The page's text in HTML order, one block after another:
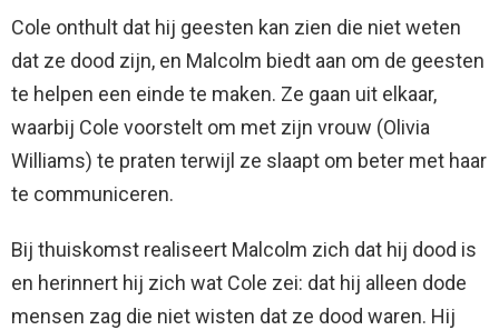
Cole onthult dat hij geesten kan zien die niet weten
dat ze dood zijn, en Malcolm biedt aan om de geesten
te helpen een einde te maken. Ze gaan uit elkaar,
waarbij Cole voorstelt om met zijn vrouw (Olivia
Williams) te praten terwijl ze slaapt om beter met haar
te communiceren.
Bij thuiskomst realiseert Malcolm zich dat hij dood is
en herinnert hij zich wat Cole zei: dat hij alleen dode
mensen zag die niet wisten dat ze dood waren. Hij